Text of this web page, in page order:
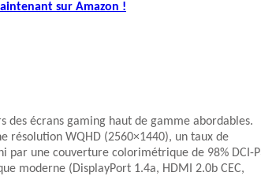
sur Amazon !
des écrans gaming haut de gamme abordables.
résolution WQHD (2560×1440), un taux de
par une couverture colorimétrique de 98% DCI-
moderne (DisplayPort 1.4a, HDMI 2.0b CEC,